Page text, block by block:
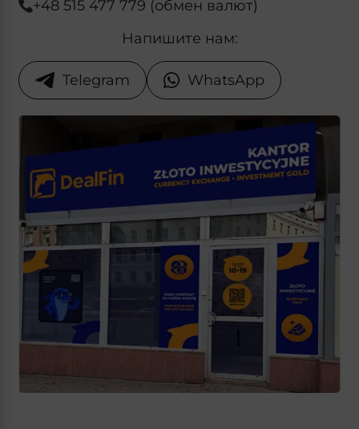
+48 515 477 779 (обмен валют)
Напишите нам:
Telegram WhatsApp